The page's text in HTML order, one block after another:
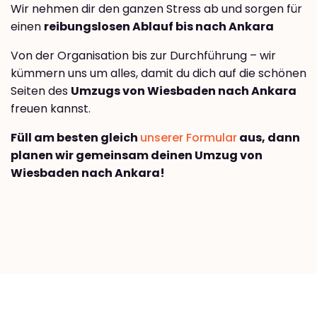
Wir nehmen dir den ganzen Stress ab und sorgen für
einen reibungslosen Ablauf bis nach Ankara
Von der Organisation bis zur Durchführung – wir
kümmern uns um alles, damit du dich auf die schönen
Seiten des Umzugs von Wiesbaden nach Ankara
freuen kannst.
Füll am besten gleich unserer Formularaus, dann
planen wir gemeinsam deinen Umzug von
Wiesbaden nach Ankara!